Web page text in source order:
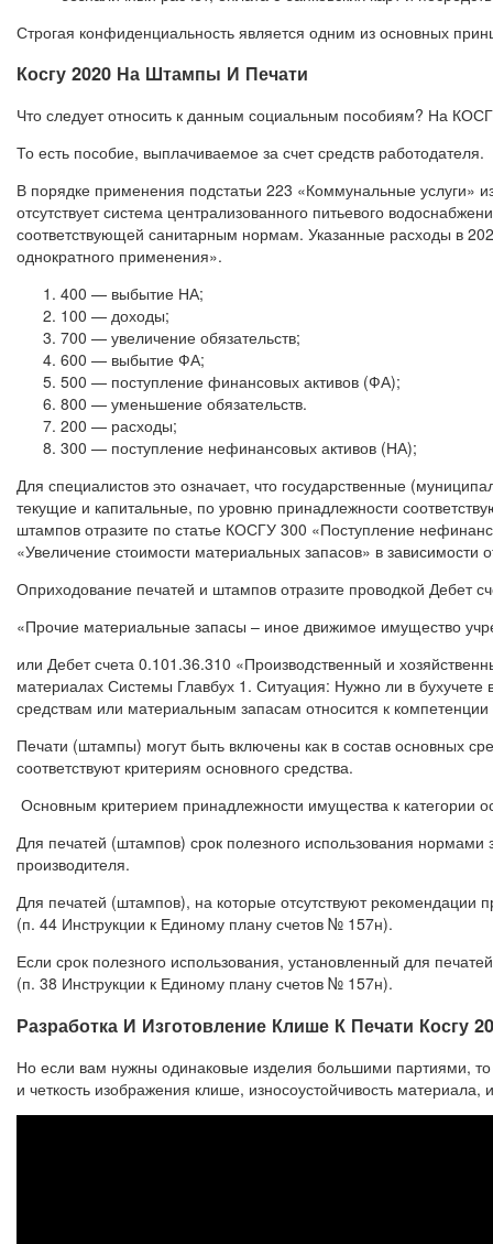
Строгая конфиденциальность является одним из основных
Косгу 2020 На Штампы И Печати
Что следует относить к данным социальным пособиям? На
То есть пособие, выплачиваемое за счет средств работодателя.
В порядке применения подстатьи 223 «Коммунальные услуги»
отсутствует система централизованного питьевого
соответствующей санитарным нормам. Указанные расходы в
однократного применения».
400 — выбытие НА;
100 — доходы;
700 — увеличение обязательств;
600 — выбытие ФА;
500 — поступление финансовых активов (ФА);
800 — уменьшение обязательств.
200 — расходы;
300 — поступление нефинансовых активов (НА);
Для специалистов это означает, что государственные
текущие и капитальные, по уровню принадлежности
штампов отразите по статье КОСГУ 300 «Поступление
«Увеличение стоимости материальных запасов» в зависимости
Оприходование печатей и штампов отразите проводкой Дебет
«Прочие материальные запасы – иное движимое имущество
или Дебет счета 0.101.36.310 «Производственный и
материалах Системы Главбух 1. Ситуация: Нужно ли в
средствам или материальным запасам относится к
Печати (штампы) могут быть включены как в состав основных
соответствуют критериям основного средства.
Основным критерием принадлежности имущества к категории
Для печатей (штампов) срок полезного использования нормами
производителя.
Для печатей (штампов), на которые отсутствуют рекомендации
(п. 44 Инструкции к Единому плану счетов № 157н).
Если срок полезного использования, установленный для
(п. 38 Инструкции к Единому плану счетов № 157н).
Разработка И Изготовление Клише К Печати Косгу
Но если вам нужны одинаковые изделия большими партиями, то
и четкость изображения клише, износоустойчивость